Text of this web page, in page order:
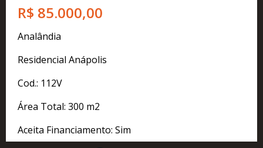
R$ 85.000,00
Analândia
Residencial Anápolis
Cod.: 112V
Área Total: 300 m2
Aceita Financiamento: Sim